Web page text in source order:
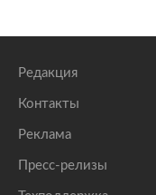
Редакция
Контакты
Реклама
Пресс-релизы